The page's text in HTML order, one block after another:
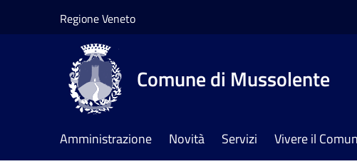
Regione Veneto
Comune di Mussolente
Amministrazione Novità Servizi Vivere il